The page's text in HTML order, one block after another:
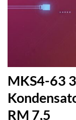
MKS4-63
RM 7,5